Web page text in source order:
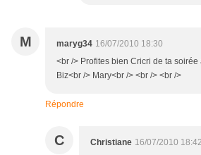
M maryg34 16/07/2010 18:30
<br /> Profites bien Cricri de ta soirée
Biz<br /> Mary<br /> <br /> <br />
Répondre
C Christiane 16/07/2010 18:42